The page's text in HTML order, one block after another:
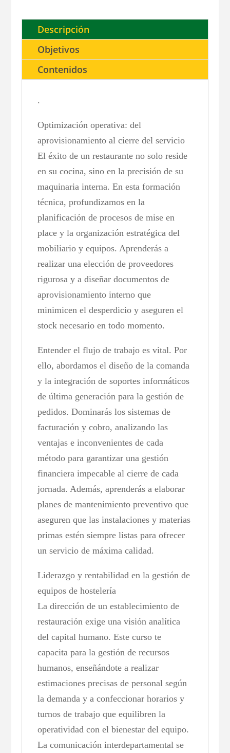
Descripción
Objetivos
Contenidos
.
Optimización operativa: del
aprovisionamiento al cierre del servicio
El éxito de un restaurante no solo reside
en su cocina, sino en la precisión de su
maquinaria interna. En esta formación
técnica, profundizamos en la
planificación de procesos de mise en
place y la organización estratégica del
mobiliario y equipos. Aprenderás a
realizar una elección de proveedores
rigurosa y a diseñar documentos de
aprovisionamiento interno que
minimicen el desperdicio y aseguren el
stock necesario en todo momento.
Entender el flujo de trabajo es vital. Por
ello, abordamos el diseño de la comanda
y la integración de soportes informáticos
de última generación para la gestión de
pedidos. Dominarás los sistemas de
facturación y cobro, analizando las
ventajas e inconvenientes de cada
método para garantizar una gestión
financiera impecable al cierre de cada
jornada. Además, aprenderás a elaborar
planes de mantenimiento preventivo que
aseguren que las instalaciones y materias
primas estén siempre listas para ofrecer
un servicio de máxima calidad.
Liderazgo y rentabilidad en la gestión de
equipos de hostelería
La dirección de un establecimiento de
restauración exige una visión analítica
del capital humano. Este curso te
capacita para la gestión de recursos
humanos, enseñándote a realizar
estimaciones precisas de personal según
la demanda y a confeccionar horarios y
turnos de trabajo que equilibren la
operatividad con el bienestar del equipo.
La comunicación interdepartamental se